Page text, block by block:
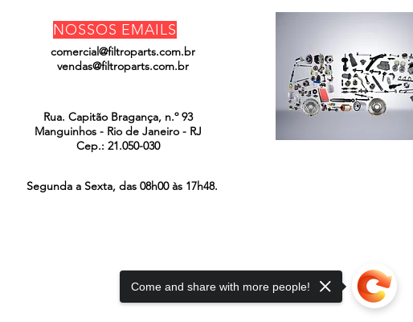
NOSSOS EMAILS
comercial@filtroparts.com.br
vendas@filtroparts.com.br
Rua. Capitão Bragança, n.º 93
Manguinhos - Rio de Janeiro - RJ
Cep.: 21.050-030
Segunda a Sexta, das 08h00 às 17h48.
Come and share with more people!